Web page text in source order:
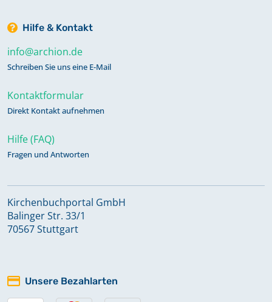
Taufregister 1873-1898 Band 7
Totenregister 1712-1821 Band 10
Totenregister 1808-1842 Band 11
Hilfe & Kontakt
info@archion.de
Schreiben Sie uns eine E-Mail
Kontaktformular
Direkt Kontakt aufnehmen
Hilfe (FAQ)
Fragen und Antworten
Kirchenbuchportal GmbH
Balinger Str. 33/1
70567 Stuttgart
Unsere Bezahlarten